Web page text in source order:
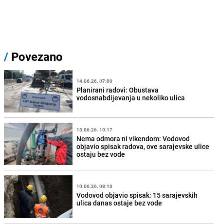
/ Povezano
14.06.26. 07:00
Planirani radovi: Obustava
vodosnabdijevanja u nekoliko ulica
13.06.26. 10:17
Nema odmora ni vikendom: Vodovod
objavio spisak radova, ove sarajevske ulice
ostaju bez vode
10.06.26. 08:10
Vodovod objavio spisak: 15 sarajevskih
ulica danas ostaje bez vode